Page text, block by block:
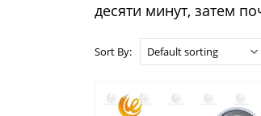
десяти минут, затем
Sort By: